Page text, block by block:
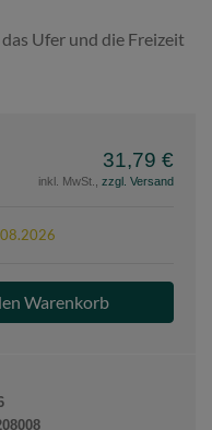
Ufer und die Freizeit
31,79 €
inkl. MwSt., zzgl. Versand